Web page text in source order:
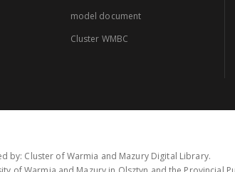
model document
Cluster WMBC
by: Cluster of Warmia and Mazury Digital Library.